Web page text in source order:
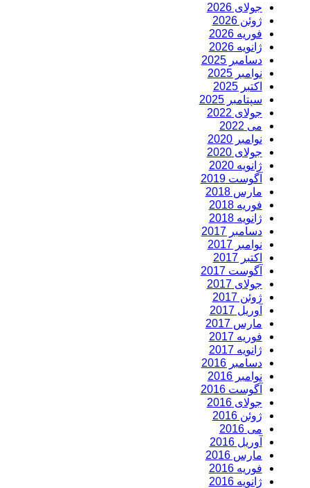
جولای 2026
ژوئن 2026
فوریه 2026
ژانویه 2026
دسامبر 2025
نوامبر 2025
اکتبر 2025
سپتامبر 2025
جولای 2022
می 2022
نوامبر 2020
جولای 2020
ژانویه 2020
آگوست 2019
مارس 2018
فوریه 2018
ژانویه 2018
دسامبر 2017
نوامبر 2017
اکتبر 2017
آگوست 2017
جولای 2017
ژوئن 2017
آوریل 2017
مارس 2017
فوریه 2017
ژانویه 2017
دسامبر 2016
نوامبر 2016
آگوست 2016
جولای 2016
ژوئن 2016
می 2016
آوریل 2016
مارس 2016
فوریه 2016
ژانویه 2016